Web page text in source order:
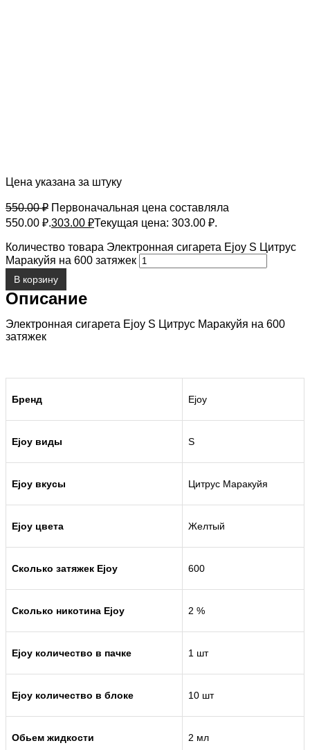
Цена указана за штуку
550.00₽ Первоначальная цена составляла
550.00 ₽.303.00 ₽Текущая цена: 303.00 ₽.
Количество товара Электронная сигарета Ejoy S Цитрус
Маракуйя на 600 затяжек
В корзину
Описание
Электронная сигарета Ejoy S Цитрус Маракуйя на 600
затяжек
Бренд Ejoy
Ejoy виды S
Ejoy вкусы Цитрус Маракуйя
Ejoy цвета Желтый
Сколько затяжек Ejoy 600
Сколько никотина Ejoy 2 %
Ejoy количество в пачке 1 шт
Ejoy количество в блоке 10 шт
Обьем жидкости 2 мл